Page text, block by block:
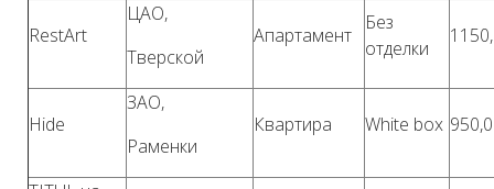
RestArt
ЦАО,
Тверской
Апартамент
Без
отделки
Hide
ЗАО,
Раменки
Квартира White box 950,0